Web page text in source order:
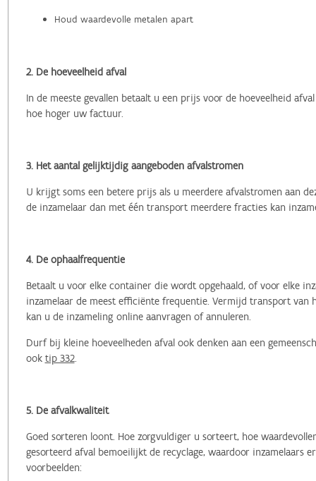
Houd waardevolle metalen apart
2. De hoeveelheid afval
In de meeste gevallen betaalt u een prijs voor de hoeveelheid
hoe hoger uw factuur.
3. Het aantal gelijktijdig aangeboden afvalstromen
U krijgt soms een betere prijs als u meerdere afvalstromen aan
de inzamelaar dan met één transport meerdere fracties kan
4. De ophaalfrequentie
Betaalt u voor elke container die wordt opgehaald, of voor elke
inzamelaar de meest efficiënte frequentie. Vermijd transport van
kan u de inzameling online aanvragen of annuleren.
Durf bij kleine hoeveelheden afval ook denken aan een
ook tip 332.
5. De afvalkwaliteit
Goed sorteren loont. Hoe zorgvuldiger u sorteert, hoe
gesorteerd afval bemoeilijkt de recyclage, waardoor inzamelaars
voorbeelden: